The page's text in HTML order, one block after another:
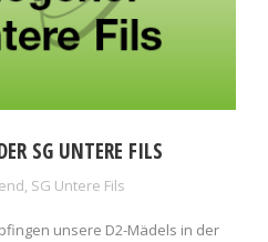
SG UNTERE FILS
SG Untere Fils
unsere D2-Mädels in der